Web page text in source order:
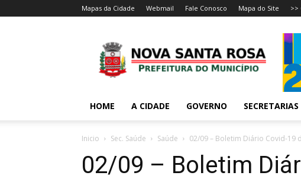
Mapas da Cidade Webmail Fale Conosco Mapa do Site >>
HOME A CIDADE GOVERNO SECRETARIAS
Inicio Sec. Saúde Saúde 02/09 – Boletim Diário Covid-19
02/09 – Boletim